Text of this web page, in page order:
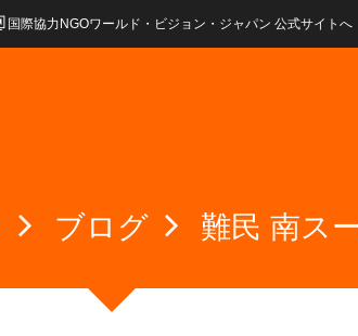
国際協力NGOワールド・ビジョン・ジャパン 公式サイトへ
ブログ 難民 南ス